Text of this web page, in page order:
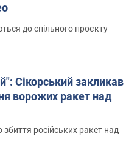
до спільного проєкту
Сікорський закликав
ворожих ракет над
російських ракет над